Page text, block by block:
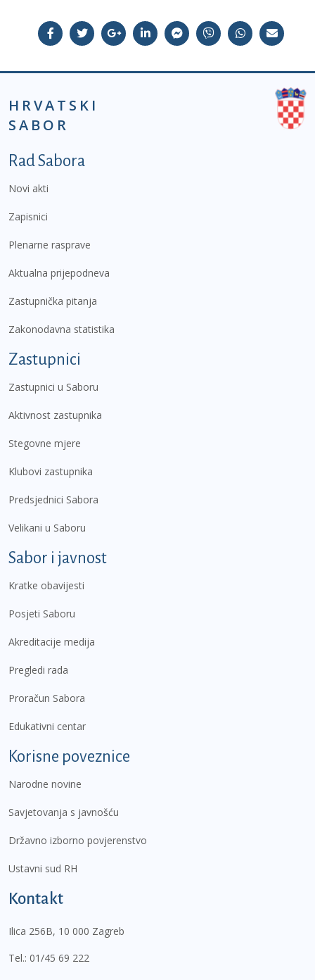
HRVATSKI
SABOR
Podnožje prvi izbornik
Rad Sabora
Novi akti
Zapisnici
Plenarne rasprave
Aktualna prijepodneva
Zastupnička pitanja
Zakonodavna statistika
Zastupnici
Zastupnici u Saboru
Aktivnost zastupnika
Stegovne mjere
Klubovi zastupnika
Predsjednici Sabora
Velikani u Saboru
Sabor i javnost
Kratke obavijesti
Posjeti Saboru
Akreditacije medija
Pregledi rada
Proračun Sabora
Edukativni centar
Korisne poveznice
Narodne novine
Savjetovanja s javnošću
Državno izborno povjerenstvo
Ustavni sud RH
Kontakt
Ilica 256B, 10 000 Zagreb
Tel.: 01/45 69 222